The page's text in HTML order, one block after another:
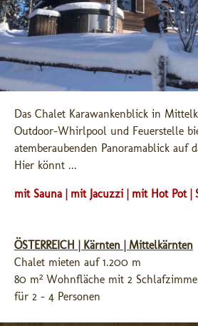
Das Chalet Karawankenblick in
Outdoor-Whirlpool und Feuerstelle
atemberaubenden Panoramablick auf
Hier könnt ...
mit Sauna | mit Jacuzzi | mit Hot Pot |
ÖSTERREICH | Kärnten | Mittelkärnten
Chalet mieten auf 1.200 m
80 m² Wohnfläche mit 2
für 2 - 4 Personen